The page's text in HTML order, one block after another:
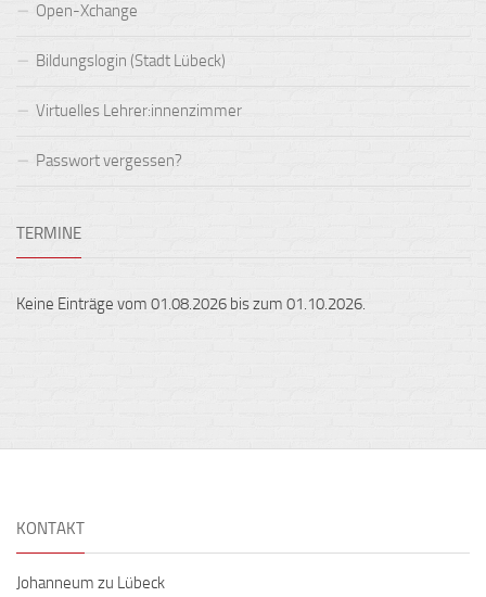
Open-Xchange
Bildungslogin (Stadt Lübeck)
Virtuelles Lehrer:innenzimmer
Passwort vergessen?
TERMINE
Keine Einträge vom 01.08.2026 bis zum 01.10.2026.
KONTAKT
Johanneum zu Lübeck